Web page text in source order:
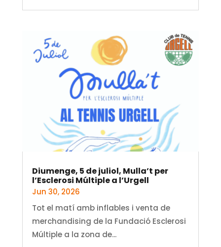
Diumenge, 5 de juliol, Mulla’t per
l’Esclerosi Múltiple a l’Urgell
Jun 30, 2026
Tot el matí amb inflables i venta de
merchandising de la Fundació Esclerosi
Múltiple a la zona de...